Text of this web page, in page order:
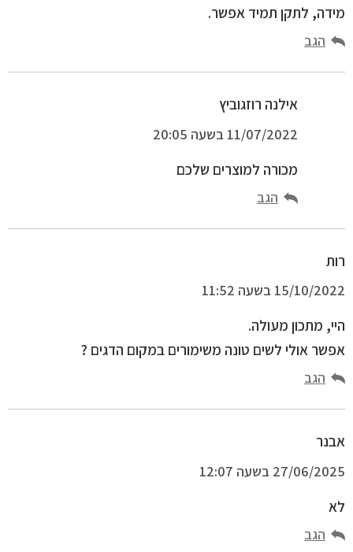
מידה, לתקן תמיד אפשר.
הגב
אילנה רוזגוביץ
11/07/2022 בשעה 20:05
מכורה למוצרים שלכם
הגב
רות
15/10/2022 בשעה 11:52
היי, מתכון מעולה.
אפשר אולי לשים טונה משימורים במקום הדגים ?
הגב
אבנר
27/06/2025 בשעה 12:07
לא
הגב